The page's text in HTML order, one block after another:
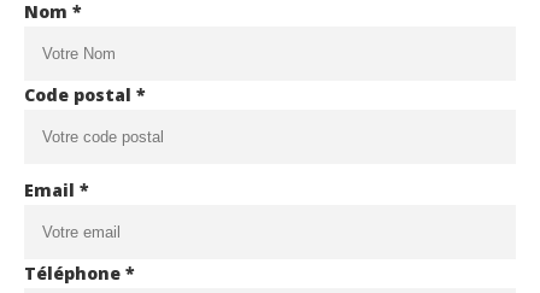
Nom *
Code postal *
Email *
Téléphone *